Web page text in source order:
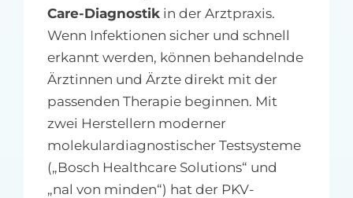
Care-Diagnostikin der Arztpraxis.
Wenn Infektionen sicher und schnell
erkannt werden, können behandelnde
Ärztinnen und Ärzte direkt mit der
passenden Therapie beginnen. Mit
zwei Herstellern moderner
molekulardiagnostischer Testsysteme
(„Bosch Healthcare Solutions“ und
„nal von minden“) hat der PKV-